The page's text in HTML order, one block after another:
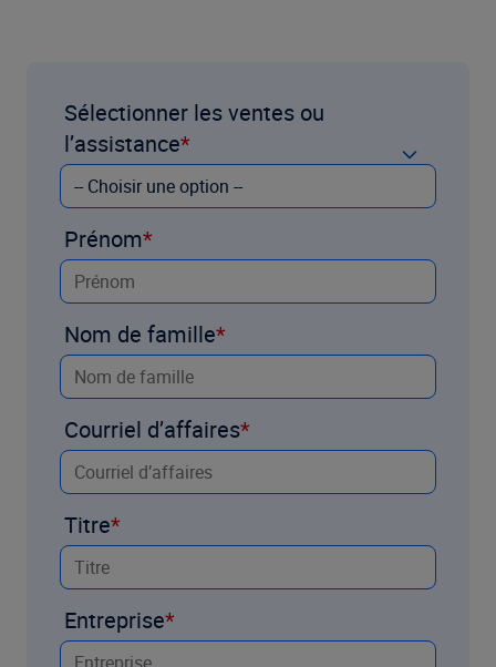
Sélectionner les ventes ou
l’assistance
Prénom
Nom de famille
Courriel d’affaires
Titre
Entreprise